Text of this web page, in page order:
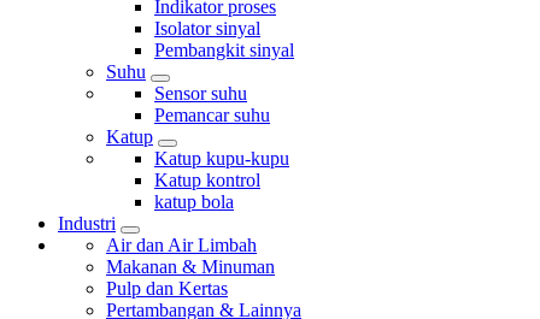
Indikator proses
Isolator sinyal
Pembangkit sinyal
Suhu
Sensor suhu
Pemancar suhu
Katup
Katup kupu-kupu
Katup kontrol
katup bola
Industri
Air dan Air Limbah
Makanan & Minuman
Pulp dan Kertas
Pertambangan & Lainnya